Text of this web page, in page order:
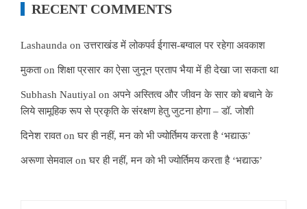
RECENT COMMENTS
Lashaunda onउत्तराखंड में लोकपर्व ईगास-बग्वाल पर रहेगा अवकाश
मुकताonशिक्षा प्रसार का ऐसा जुनून प्रताप भैया में ही देखा जा सकता था
Subhash Nautiyal on अपने अस्तित्व और जीवन के सार को बचाने के
लिये सामूहिक रूप से प्रकृति के संरक्षण हेतु जुटना होगा – डॉ. जोशी
दिनेश रावतonघर ही नहीं, मन को भी ज्योर्तिमय करता है ‘भद्याऊ’
अरूणा सेमवाल onघर ही नहीं, मन को भी ज्योर्तिमय करता है ‘भद्याऊ’